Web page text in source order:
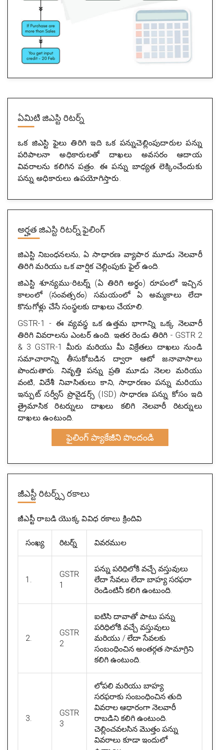
ఏమిటిజిఎస్టి రిటర్న్
ఒక జిఎస్టి ఫైలు తిరిగి ఇది ఒక పన్నుచెల్లింపుదారుల పన్ను
పరిపాలనా అధికారులతో దాఖలు అవసరం ఆదాయ
వివరాలను కలిగిన పత్రం. ఈ పన్ను బాధ్యత లెక్కించేందుకు
పన్ను అధికారులు ఉపయోగిస్తారు.
అర్హతజిఎస్టి రిటర్న్ ఫైలింగ్
జిఎస్టి నిబంధనలను, ఏ సాధారణ వ్యాపార మూడు నెలవారీ
తిరిగి మరియు ఒక వార్షిక చెల్లింపుకు ఫైల్ ఉంది.
జిఎస్టి శూన్యము-రిటర్న్ (ఏ తిరిగి అర్థం) రూపంలో ఇచ్చిన
కాలంలో (సంవత్సరం) సమయంలో ఏ అమ్మకాలు లేదా
కొనుగోళ్లు చేసే సంస్థలకు దాఖలు చేయాలి.
GSTR-1 - ఈ వ్యవస్థ ఒక ఉత్తమ భాగాన్ని ఒక్క నెలవారీ
తిరిగి వివరాలను ఎంటర్ ఉంది. ఇతర రెండు తిరిగి - GSTR 2
& 3 GSTR-1 మీరు మరియు మీ విక్రేతలు దాఖలు నుండి
సమాచారాన్ని తీసుకోబడిన ద్వారా ఆటో జనావాసాలు
పొందుతారు. నివృత్తి పన్ను ప్రతి మూడు నెలల మరియు
వంటి, విదేశీ నివాసితులు కాని, సాధారణం పన్ను మరియు
ఇన్పుట్ సర్వీస్ ప్రొవైడర్స్ (ISD) సాధారణ పన్ను కోసం ఇది
త్రైమాసిక రిటర్నులు దాఖలు కలిగి నెలవారీ రిటర్నులు
దాఖలు ఉంటుంది.
ఫైలింగ్ ప్యాకేజీని పొందండి
జీఎస్టీ రిటర్న్స్ రకాలు
జీఎస్టీ రాబడి యొక్క వివిధ రకాలు క్రిందివి
సంఖ్య రిటర్న్ వివరముల
1.
GSTR
1
పన్ను పరిధిలోకి వచ్చే వస్తువులు
లేదా సేవలు లేదా బాహ్య సరఫరా
రెండింటినీ కలిగి ఉంటుంది.
2.
GSTR
2
ఐటిసి దావాతో పాటు పన్ను
పరిధిలోకి వచ్చే వస్తువులు
మరియు / లేదా సేవలకు
సంబంధించిన అంతర్గత సామాగ్రిని
కలిగి ఉంటుంది.
3.
GSTR
3
లోపలి మరియు బాహ్య
సరఫరాకు సంబంధించిన తుది
వివరాల ఆధారంగా నెలవారీ
రాబడిని కలిగి ఉంటుంది.
చెల్లించవలసిన మొత్తం పన్ను
వివరాలు కూడా ఇందులో